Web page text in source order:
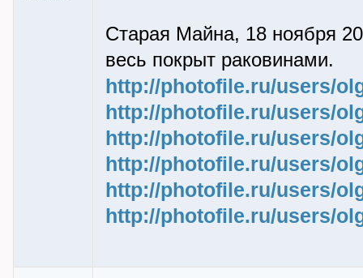
Старая Майна, 18 ноября
весь покрыт раковинами.
http://photofile.ru/users/
http://photofile.ru/users/
http://photofile.ru/users/
http://photofile.ru/users/
http://photofile.ru/users/
http://photofile.ru/users/